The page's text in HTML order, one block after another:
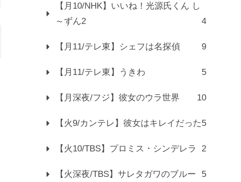
【月10/NHK】いいね！光源氏くん し
～ずん2
4
【月11/テレ東】シェフは名探偵 9
【月11/テレ東】うきわ 5
【月深夜/フジ】彼女のウラ世界 10
【火9/カンテレ】彼女はキレイだった5
【火10/TBS】プロミス・シンデレラ 2
【火深夜/TBS】サレタガワのブルー 5